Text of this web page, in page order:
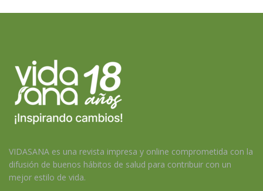
VIDASANA es una revista impresa y online comprometida con la
difusión de buenos hábitos de salud para contribuir con un
mejor estilo de vida.